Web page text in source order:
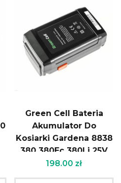
Green Cell Bateria
Akumulator Do
Kosiarki Gardena 8838
380 380Ec 380Li 25V
4Ah Samsung Pt103
198.00 zł